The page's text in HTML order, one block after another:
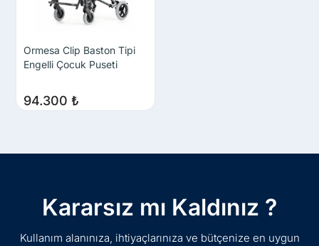
Ormesa Clip Baston Tipi
Engelli Çocuk Puseti
94.300₺
Kararsız mı Kaldınız ?
Kullanım alanınıza, ihtiyaçlarınıza ve bütçenize en uygun